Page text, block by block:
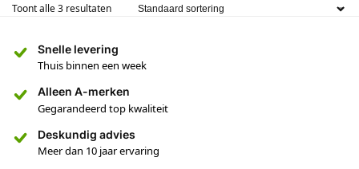
Toont alle 3 resultaten
Snelle levering
Thuis binnen een week
Alleen A-merken
Gegarandeerd top kwaliteit
Deskundig advies
Meer dan 10 jaar ervaring